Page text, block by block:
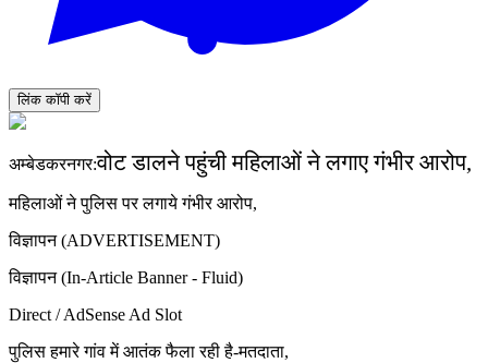
लिंक कॉपी करें
अम्बेडकरनगर:वोट डालने पहुंची महिलाओं ने लगाए गंभीर आरोप,
महिलाओं ने पुलिस पर लगाये गंभीर आरोप,
विज्ञापन (ADVERTISEMENT)
विज्ञापन (In-Article Banner - Fluid)
Direct / AdSense Ad Slot
पुलिस हमारे गांव में आतंक फैला रही है-मतदाता,